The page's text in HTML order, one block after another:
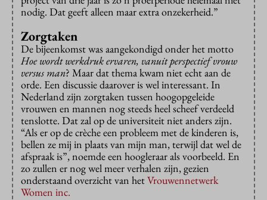
nodig. Dat geeft alleen maar extra onzekerheid.”
Zorgtaken
De bijeenkomst was aangekondigd onder het motto
Hoe wordt werkdruk ervaren, vanuit perspectief vrouw
versus man? Maar dat thema kwam niet echt aan de
orde. Een discussie daarover is wel interessant. In
Nederland zijn zorgtaken tussen hoogopgeleide
vrouwen en mannen nog steeds heel scheef verdeeld
tenslotte. Dat zal op de universiteit niet anders zijn.
“Als er op de crèche een probleem met de kinderen is,
bellen ze mij in plaats van mijn man, terwijl dat wel de
afspraak is”, noemde een hoogleraar als voorbeeld. En
zo zullen er nog wel meer verhalen zijn, gezien
onderstaand overzicht van hetVrouwennetwerk
Women inc.